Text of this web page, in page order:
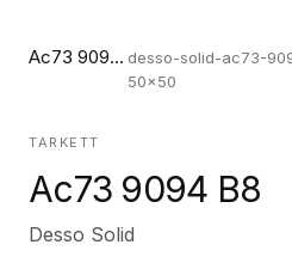
Ac73 9094 B8 desso-solid-ac73-
50x50
TARKETT
Ac73 9094 B8
Desso Solid